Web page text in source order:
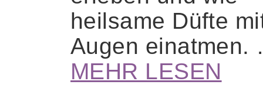
heilsame Düfte
Augen
MEHR LESEN